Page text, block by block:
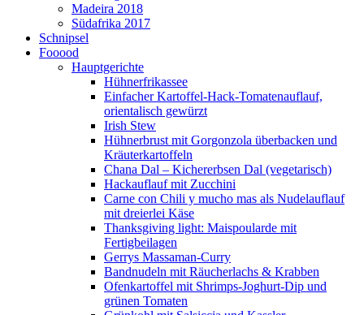
Madeira 2018
Südafrika 2017
Schnipsel
Fooood
Hauptgerichte
Hühnerfrikassee
Einfacher Kartoffel-Hack-Tomatenauflauf,
orientalisch gewürzt
Irish Stew
Hühnerbrust mit Gorgonzola überbacken und
Kräuterkartoffeln
Chana Dal – Kichererbsen Dal (vegetarisch)
Hackauflauf mit Zucchini
Carne con Chili y mucho mas als Nudelauflauf
mit dreierlei Käse
Thanksgiving light: Maispoularde mit
Fertigbeilagen
Gerrys Massaman-Curry
Bandnudeln mit Räucherlachs & Krabben
Ofenkartoffel mit Shrimps-Joghurt-Dip und
grünen Tomaten